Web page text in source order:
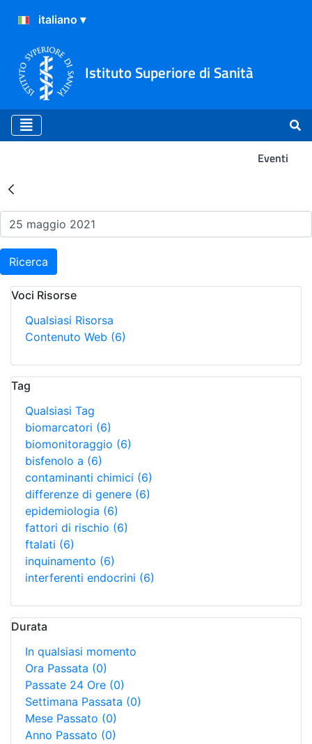
Istituto Superiore di Sanità
Eventi
Risultati della Ricerca -
Ricerca
Voci Risorse
Qualsiasi Risorsa
Contenuto Web (6)
Tag
Qualsiasi Tag
biomarcatori (6)
biomonitoraggio (6)
bisfenolo a (6)
contaminanti chimici (6)
differenze di genere (6)
epidemiologia (6)
fattori di rischio (6)
ftalati (6)
inquinamento (6)
interferenti endocrini (6)
Durata
In qualsiasi momento
Ora Passata (0)
Passate 24 Ore (0)
Settimana Passata (0)
Mese Passato (0)
Anno Passato (0)